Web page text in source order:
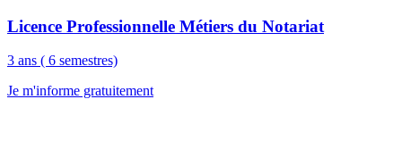
Licence Professionnelle Métiers du Notariat
3 ans ( 6 semestres)
Je m'informe gratuitement